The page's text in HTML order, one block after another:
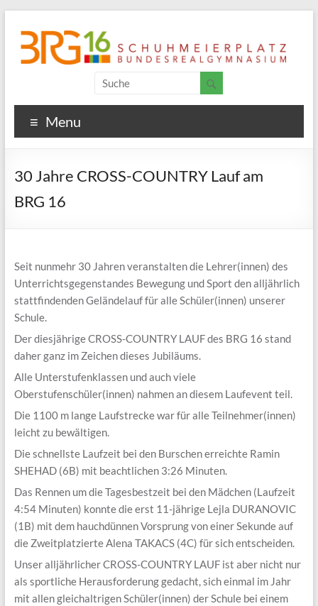
Menu
30 Jahre CROSS-COUNTRY Lauf am
BRG 16
Seit nunmehr 30 Jahren veranstalten die Lehrer(innen) des
Unterrichtsgegenstandes Bewegung und Sport den alljährlich
stattfindenden Geländelauf für alle Schüler(innen) unserer
Schule.
Der diesjährige CROSS-COUNTRY LAUF des BRG 16 stand
daher ganz im Zeichen dieses Jubiläums.
Alle Unterstufenklassen und auch viele
Oberstufenschüler(innen) nahmen an diesem Laufevent teil.
Die 1100 m lange Laufstrecke war für alle Teilnehmer(innen)
leicht zu bewältigen.
Die schnellste Laufzeit bei den Burschen erreichte Ramin
SHEHAD (6B) mit beachtlichen 3:26 Minuten.
Das Rennen um die Tagesbestzeit bei den Mädchen (Laufzeit
4:54 Minuten) konnte die erst 11-jährige Lejla DURANOVIC
(1B) mit dem hauchdünnen Vorsprung von einer Sekunde auf
die Zweitplatzierte Alena TAKACS (4C) für sich entscheiden.
Unser alljährlicher CROSS-COUNTRY LAUF ist aber nicht nur
als sportliche Herausforderung gedacht, sich einmal im Jahr
mit allen gleichaltrigen Schüler(innen) der Schule bei einem